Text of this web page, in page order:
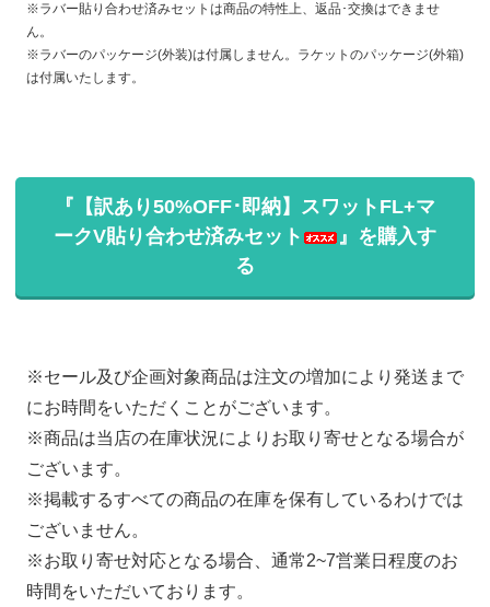
※ラバー貼り合わせ済みセットは商品の特性上、返品･交換はできませ
ん。
※ラバーのパッケージ(外装)は付属しません。ラケットのパッケージ(外箱)
は付属いたします。
『【訳あり50%OFF･即納】スワットFL+マ
ークV貼り合わせ済みセット
』を購入す
る
※セール及び企画対象商品は注文の増加により発送まで
にお時間をいただくことがございます。
※商品は当店の在庫状況によりお取り寄せとなる場合が
ございます。
※掲載するすべての商品の在庫を保有しているわけでは
ございません。
※お取り寄せ対応となる場合、通常2~7営業日程度のお
時間をいただいております。